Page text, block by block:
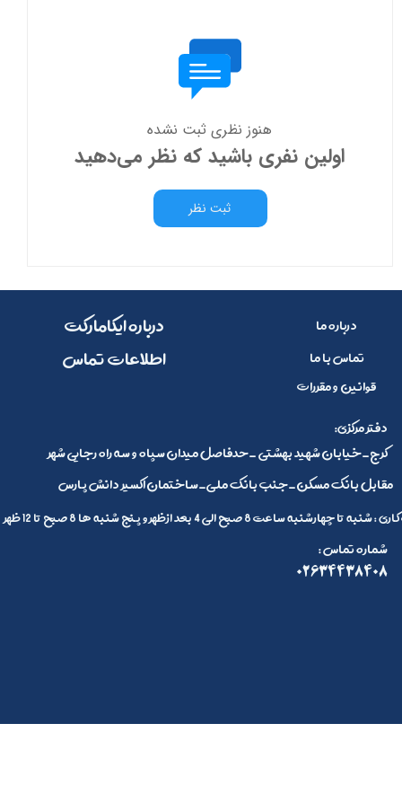
هنوز نظری ثبت نشده
اولین نفری باشید که نظر می‌دهید
ثبت نظر
درباره ما
تماس با ما
قوانین و مقررات
​​درباره ایکامارکت
​اطلاعات تماس
کرج_خیابان شهید بهشتی _حدفاصل میدان سپاه و سه راه رجایی شهر
مقابل بانک مسکن_جنب بانک ملی_ساختمان اکسیر دانش پارس
:دفتر مرکزی
چهارشنبه ساعت 8 صبح الی 4 بعد ازظهر و پنج شنبه ها 8 صبح تا 12 ظهر
: شماره تماس
02634438408